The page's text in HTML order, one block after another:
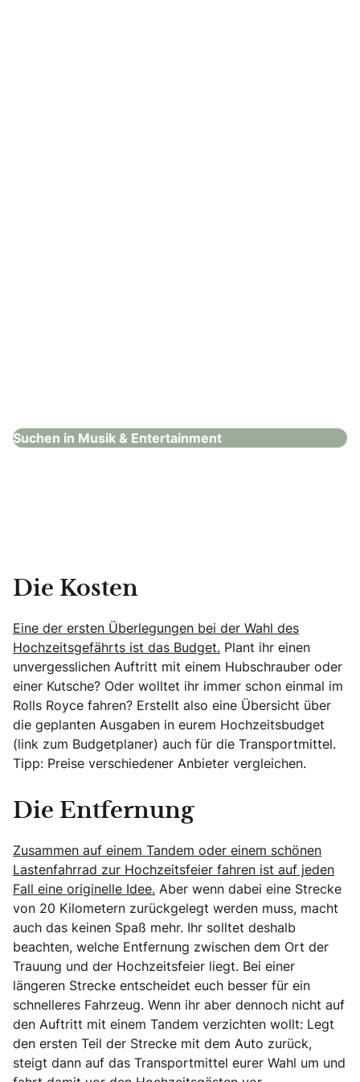
Suchen in Musik & Entertainment
Die Kosten
Eine der ersten Überlegungen bei der Wahl des
Hochzeitsgefährts ist das Budget. Plant ihr einen
unvergesslichen Auftritt mit einem Hubschrauber oder
einer Kutsche? Oder wolltet ihr immer schon einmal im
Rolls Royce fahren? Erstellt also eine Übersicht über
die geplanten Ausgaben in eurem Hochzeitsbudget
(link zum Budgetplaner) auch für die Transportmittel.
Tipp: Preise verschiedener Anbieter vergleichen.
Die Entfernung
Zusammen auf einem Tandem oder einem schönen
Lastenfahrrad zur Hochzeitsfeier fahren ist auf jeden
Fall eine originelle Idee. Aber wenn dabei eine Strecke
von 20 Kilometern zurückgelegt werden muss, macht
auch das keinen Spaß mehr. Ihr solltet deshalb
beachten, welche Entfernung zwischen dem Ort der
Trauung und der Hochzeitsfeier liegt. Bei einer
längeren Strecke entscheidet euch besser für ein
schnelleres Fahrzeug. Wenn ihr aber dennoch nicht auf
den Auftritt mit einem Tandem verzichten wollt: Legt
den ersten Teil der Strecke mit dem Auto zurück,
steigt dann auf das Transportmittel eurer Wahl um und